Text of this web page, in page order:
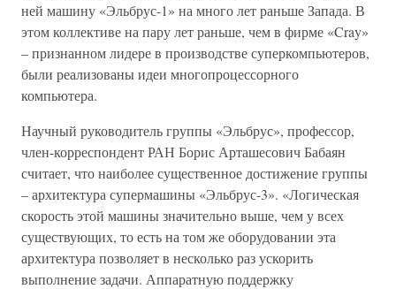
ней машину «Эльбрус-1» на много лет раньше Запада. В
этом коллективе на пару лет раньше, чем в фирме «Cray»
– признанном лидере в производстве суперкомпьютеров,
были реализованы идеи многопроцессорного
компьютера.
Научный руководитель группы «Эльбрус», профессор,
член-корреспондент РАН Борис Арташесович Бабаян
считает, что наиболее существенное достижение группы
– архитектура супермашины «Эльбрус-3». «Логическая
скорость этой машины значительно выше, чем у всех
существующих, то есть на том же оборудовании эта
архитектура позволяет в несколько раз ускорить
выполнение задачи. Аппаратную поддержку